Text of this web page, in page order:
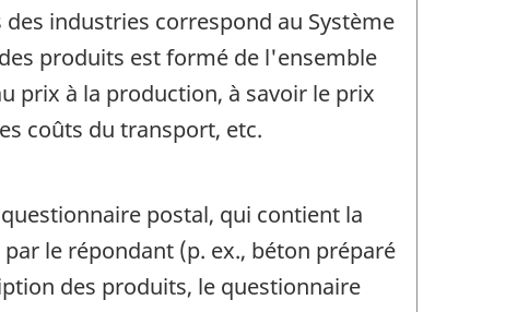
industries correspond au Système
produits est formé de l'ensemble
prix à la production, à savoir le prix
coûts du transport, etc.
postal, qui contient la
le répondant (p. ex., béton préparé
des produits, le questionnaire